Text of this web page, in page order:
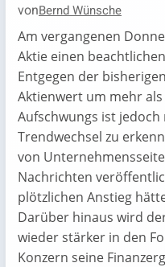
vonBernd Wünsche
Am vergangenen
Aktie einen
Entgegen der
Aktienwert um mehr als
Aufschwungs ist
Trendwechsel zu
von
Nachrichten
plötzlichen Anstieg
Darüber hinaus wird
wieder stärker in den
Konzern seine